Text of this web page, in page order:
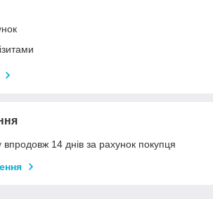
14 днів за рахунок покупця